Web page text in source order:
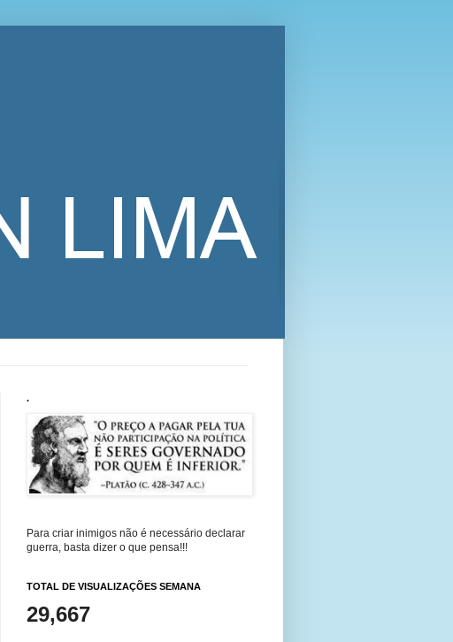
.
Para criar inimigos não é necessário declarar
guerra, basta dizer o que pensa!!!
TOTAL DE VISUALIZAÇÕES SEMANA
29,667